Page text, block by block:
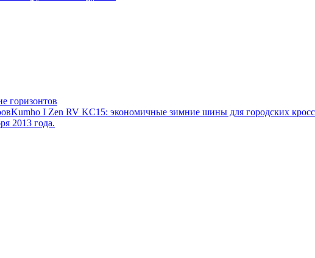
горизонтов
Kumho I Zen RV KC15: экономичные зимние шины для городских
2013 года.